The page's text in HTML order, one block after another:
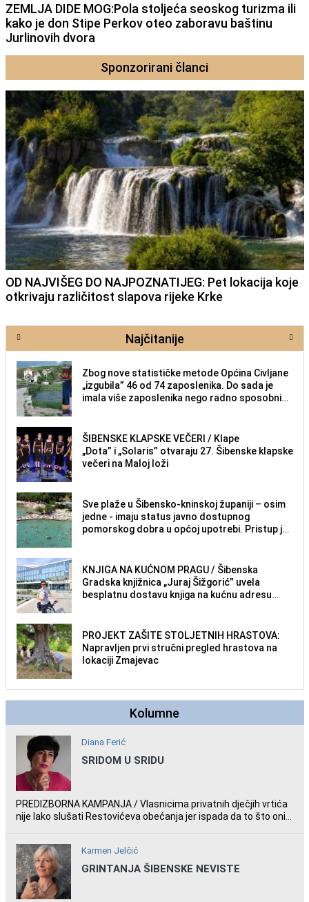
ZEMLJA DIDE MOG:Pola stoljeća seoskog turizma ili
kako je don Stipe Perkov oteo zaboravu baštinu
Jurlinovih dvora
Sponzorirani članci
OD NAJVIŠEG DO NAJPOZNATIJEG: Pet lokacija koje
otkrivaju različitost slapova rijeke Krke
Najčitanije
Zbog nove statističke metode Općina Civljane
„izgubila” 46 od 74 zaposlenika. Do sada je
imala više zaposlenika nego radno sposobnih
ŠIBENSKE KLAPSKE VEČERI / Klape
„Dota” i „Solaris” otvaraju 27. Šibenske klapske
večeri na Maloj loži
Sve plaže u Šibensko-kninskoj županiji – osim
jedne - imaju status javno dostupnog
pomorskog dobra u općoj upotrebi. Pristup je
KNJIGA NA KUĆNOM PRAGU / Šibenska
Gradska knjižnica „Juraj Šižgorić” uvela
besplatnu dostavu knjiga na kućnu adresu
PROJEKT ZAŠITE STOLJETNIH HRASTOVA:
Napravljen prvi stručni pregled hrastova na
lokaciji Zmajevac
Kolumne
Diana Ferić
SRIDOM U SRIDU
PREDIZBORNA KAMPANJA / Vlasnicima privatnih dječjih vrtića
nije lako slušati Restovićeva obećanja jer ispada da to što oni
Karmen Jelčić
GRINTANJA ŠIBENSKE NEVISTE